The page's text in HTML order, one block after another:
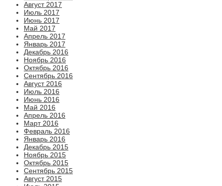
Август 2017
Июль 2017
Июнь 2017
Май 2017
Апрель 2017
Январь 2017
Декабрь 2016
Ноябрь 2016
Октябрь 2016
Сентябрь 2016
Август 2016
Июль 2016
Июнь 2016
Май 2016
Апрель 2016
Март 2016
Февраль 2016
Январь 2016
Декабрь 2015
Ноябрь 2015
Октябрь 2015
Сентябрь 2015
Август 2015